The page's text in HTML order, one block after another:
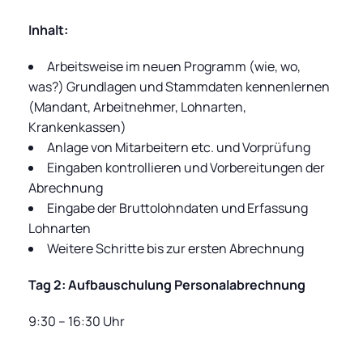
Inhalt:
Arbeitsweise im neuen Programm (wie, wo,
was?) Grundlagen und Stammdaten kennenlernen
(Mandant, Arbeitnehmer, Lohnarten,
Krankenkassen)
Anlage von Mitarbeitern etc. und Vorprüfung
Eingaben kontrollieren und Vorbereitungen der
Abrechnung
Eingabe der Bruttolohndaten und Erfassung
Lohnarten
Weitere Schritte bis zur ersten Abrechnung
Tag 2: Aufbauschulung Personalabrechnung
9:30 – 16:30 Uhr